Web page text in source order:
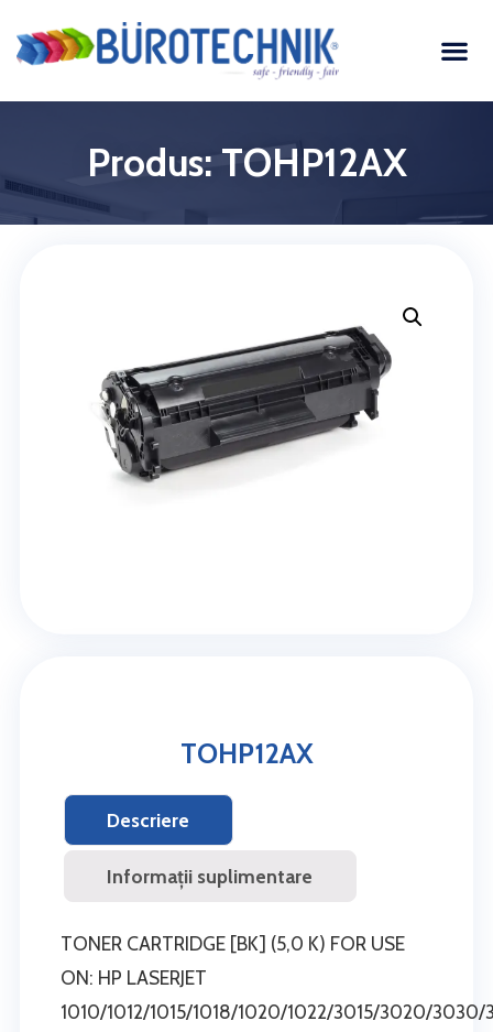
Produs: TOHP12AX
TOHP12AX
Descriere
Informații suplimentare
TONER CARTRIDGE [BK] (5,0 K) FOR USE
ON: HP LASERJET
1010/1012/1015/1018/1020/1022/3015/3020/